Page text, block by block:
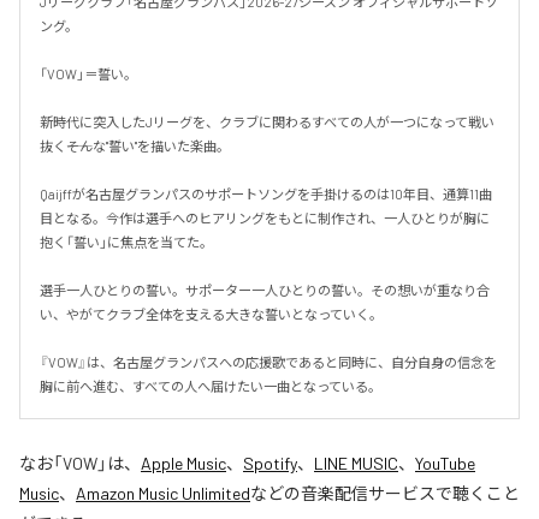
ング。
「VOW」＝誓い。
新時代に突入したJリーグを、クラブに関わるすべての人が一つになって戦い
抜く――そんな"誓い"を描いた楽曲。
Qaijffが名古屋グランパスのサポートソングを手掛けるのは10年目、通算11曲
目となる。今作は選手へのヒアリングをもとに制作され、一人ひとりが胸に
抱く「誓い」に焦点を当てた。
選手一人ひとりの誓い。サポーター一人ひとりの誓い。その想いが重なり合
い、やがてクラブ全体を支える大きな誓いとなっていく。
『VOW』は、名古屋グランパスへの応援歌であると同時に、自分自身の信念を
胸に前へ進む、すべての人へ届けたい一曲となっている。
なお「VOW」は、 Apple Music、 Spotify、 LINE MUSIC、 YouTube
Music、 Amazon Music Unlimitedなどの音楽配信サービスで聴くこと